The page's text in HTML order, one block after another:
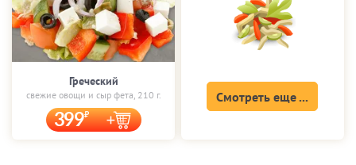
Греческий
свежие овощи и сыр фета, 210 г.
399
Смотреть еще ...